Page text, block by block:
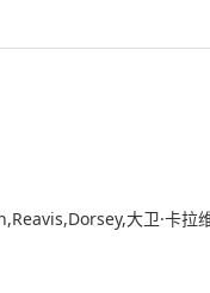
大卫·卡拉